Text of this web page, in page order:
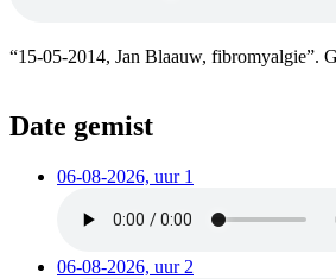
“15-05-2014, Jan Blaauw, fibromyalgie”.
Date gemist
06-08-2026, uur 1
06-08-2026, uur 2